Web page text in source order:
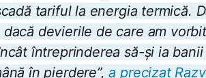
tariful la energia termică.
dacă devierile de care am
întreprinderea să-și ia
în pierdere”,a precizat